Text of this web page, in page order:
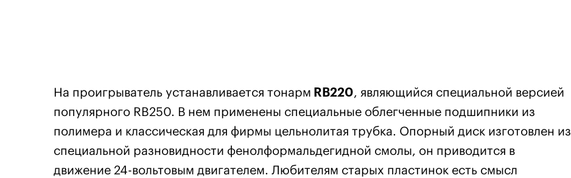
На проигрыватель устанавливается тонарм RB220, являющийся специальной версией
популярного RB250. В нем применены специальные облегченные подшипники из
полимера и классическая для фирмы цельнолитая трубка. Опорный диск изготовлен из
специальной разновидности фенолформальдегидной смолы, он приводится в
движение 24-вольтовым двигателем. Любителям старых пластинок есть смысл